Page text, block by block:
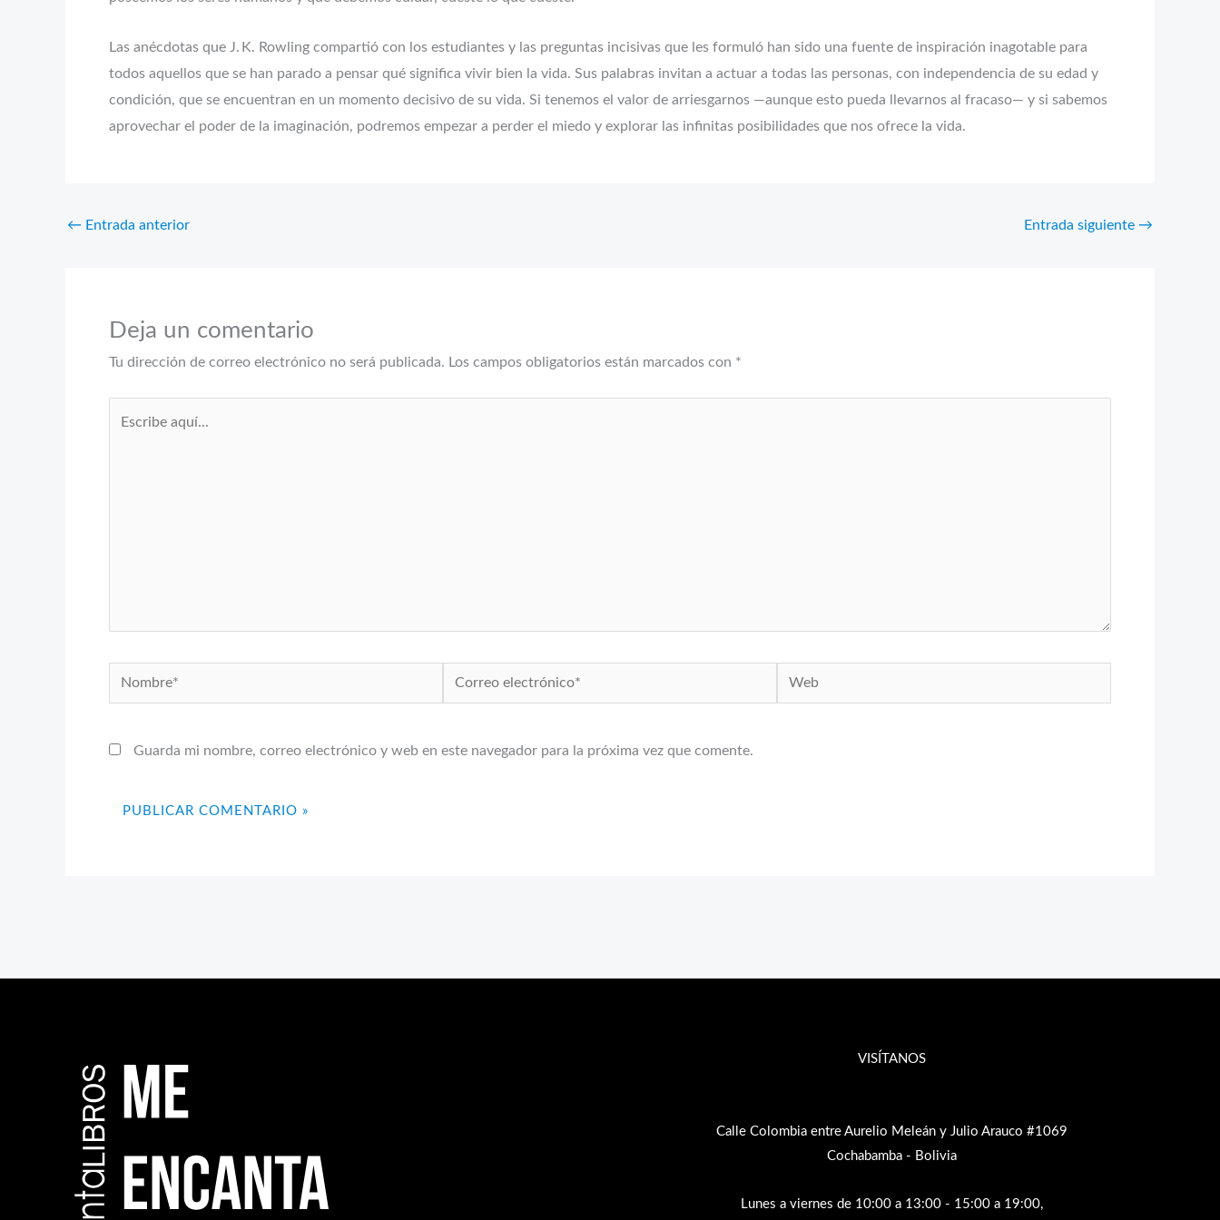
Las anécdotas que J. K. Rowling compartió con los estudiantes y las preguntas incisivas que les formuló han sido una fuente de inspiración inagotable para
todos aquellos que se han parado a pensar qué significa vivir bien la vida. Sus palabras invitan a actuar a todas las personas, con independencia de su edad y
condición, que se encuentran en un momento decisivo de su vida. Si tenemos el valor de arriesgarnos —aunque esto pueda llevarnos al fracaso— y si sabemos
aprovechar el poder de la imaginación, podremos empezar a perder el miedo y explorar las infinitas posibilidades que nos ofrece la vida.
← Entrada anterior Entrada siguiente →
Deja un comentario
Tu dirección de correo electrónico no será publicada. Los campos obligatorios están marcados con *
Nombre*
Correo
electrónico*
Web
Guarda mi nombre, correo electrónico y web en este navegador para la próxima vez que comente.
VISÍTANOS
Calle Colombia entre Aurelio Meleán y Julio Arauco #1069
Cochabamba - Bolivia
Lunes a viernes de 10:00 a 13:00 - 15:00 a 19:00,